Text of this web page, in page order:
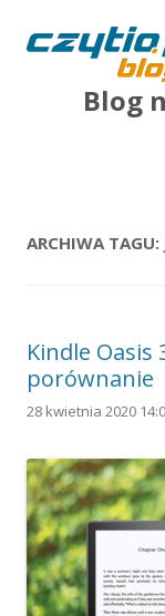
Blog
ARCHIWA TAGU:
Kindle Oasis
porównanie
28 kwietnia 2020